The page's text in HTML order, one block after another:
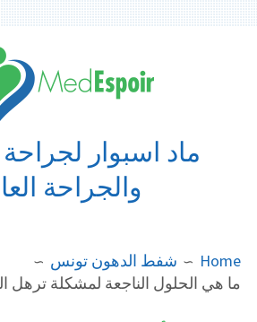
ماد اسبوار
والجراحة
Home
شفط الدهون تونس
ما هي الحلول الناجعة لمشكلة ترهل